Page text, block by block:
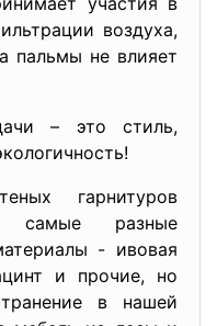
воздуха,
пальмы не влияет
– это стиль,
гарнитуров
самые разные
- ивовая
и прочие, но
в нашей